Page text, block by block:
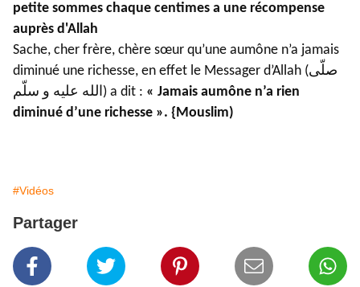
petite sommes chaque centimes a une récompense
auprès d'Allah
Sache, cher frère, chère sœur qu’une aumône n’a jamais
diminué une richesse, en effet le Messager d’Allah (صلّى
الله عليه و سلّم) a dit : « Jamais aumône n’a rien
diminué d’une richesse ». {Mouslim)
#Vidéos
Partager